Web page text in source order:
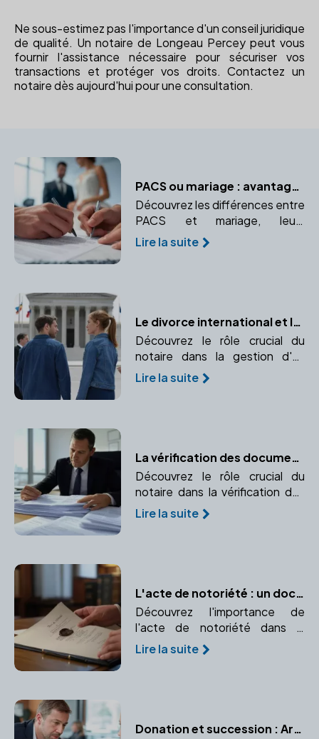
Ne sous-estimez pas l'importance d'un conseil juridique
de qualité. Un notaire de Longeau Percey peut vous
fournir l'assistance nécessaire pour sécuriser vos
transactions et protéger vos droits. Contactez un
notaire dès aujourd'hui pour une consultation.
PACS ou mariage : avantages et inconvénients
Découvrez les différences entre
PACS et mariage, leurs
avantages et inconvénients, et
pourquoi consulter un notaire
Lire la suite
Le divorce international et le rôle essentiel du notaire
Découvrez le rôle crucial du
notaire dans la gestion d'un
divorce international, de
l'application des conventions
Lire la suite
La vérification des documents immobiliers par le notaire
Découvrez le rôle crucial du
notaire dans la vérification des
documents immobiliers pour
garantir la conformité et la
Lire la suite
L'acte de notoriété : un document essentiel pour faire valoir vos droits d'héritier
Découvrez l'importance de
l'acte de notoriété dans la
succession et comment un
notaire peut vous aider à
Lire la suite
Donation et succession : Articuler les deux pour une transmission optimale